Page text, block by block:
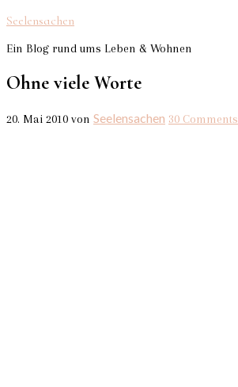
Seelensachen
Ein Blog rund ums Leben & Wohnen
Ohne viele Worte
20. Mai 2010 von Seelensachen 30 Comments